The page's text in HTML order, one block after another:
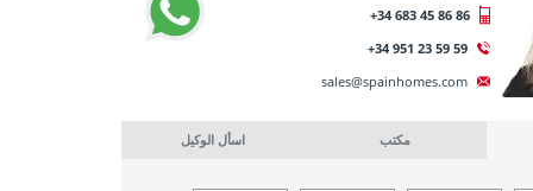
+34 683 45 86 86
+34 951 23 59 59
sales@spainhomes.com
مكتب اسأل الوكيل